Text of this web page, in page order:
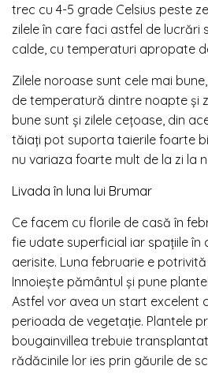
trec cu 4-5 grade Celsius peste
zilele în care faci astfel de lucrări
calde, cu temperaturi apropate
Zilele noroase sunt cele mai
de temperatură dintre noapte și
bune sunt și zilele cețoase, din
tăiați pot suporta taierile foarte
nu variaza foarte mult de la zi la
Livada în luna lui Brumar
Ce facem cu florile de casă în
fie udate superficial iar spațiile în
aerisite. Luna februarie e
Innoiește pământul şi pune
Astfel vor avea un start excelent
perioada de vegetație. Plantele
bougainvillea trebuie
rădăcinile lor ies prin găurile de